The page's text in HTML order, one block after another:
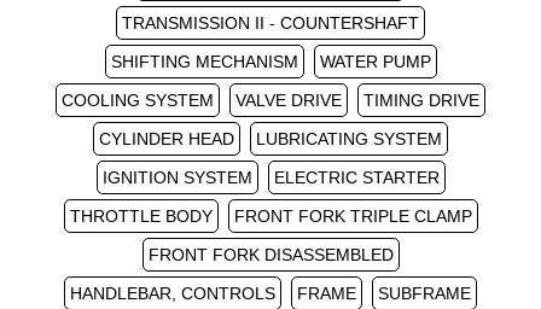
TRANSMISSION II - COUNTERSHAFT
SHIFTING MECHANISM
WATER PUMP
COOLING SYSTEM
VALVE DRIVE
TIMING DRIVE
CYLINDER HEAD
LUBRICATING SYSTEM
IGNITION SYSTEM
ELECTRIC STARTER
THROTTLE BODY
FRONT FORK TRIPLE CLAMP
FRONT FORK DISASSEMBLED
HANDLEBAR, CONTROLS
FRAME
SUBFRAME